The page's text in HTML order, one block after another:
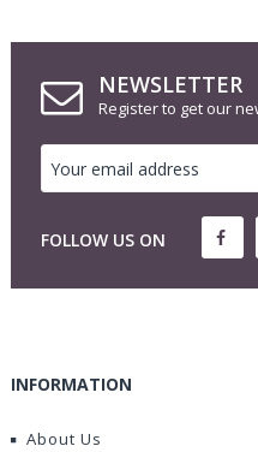
NEWSLETTER
Register to get our
FOLLOW US ON
INFORMATION
About Us